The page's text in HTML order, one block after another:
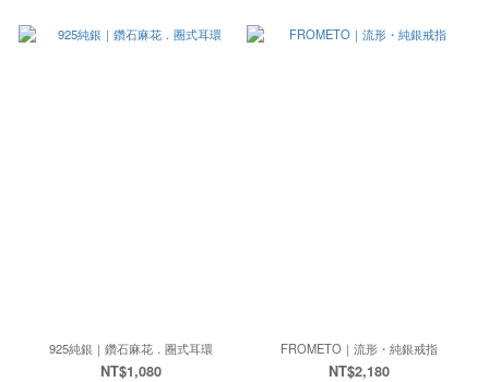
925純銀｜鑽石麻花．圈式耳環
NT$1,080
FROMETO｜流形・純銀戒指
NT$2,180